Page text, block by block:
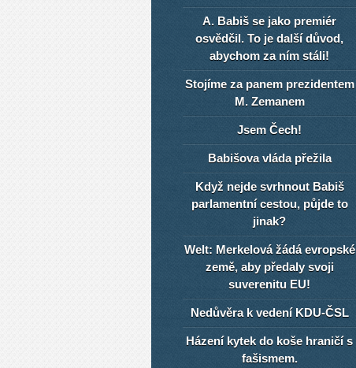
A. Babiš se jako premiér
osvědčil. To je další důvod,
abychom za ním stáli!
Stojíme za panem prezidentem
M. Zemanem
Jsem Čech!
Babišova vláda přežila
Když nejde svrhnout Babiš
parlamentní cestou, půjde to
jinak?
Welt: Merkelová žádá evropské
země, aby předaly svoji
suverenitu EU!
Nedůvěra k vedení KDU-ČSL
Házení kytek do koše hraničí s
fašismem.